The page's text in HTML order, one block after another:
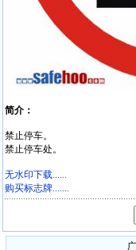
简介：
禁止停车。
禁止停车处。
无水印下载......
购买标志牌.......